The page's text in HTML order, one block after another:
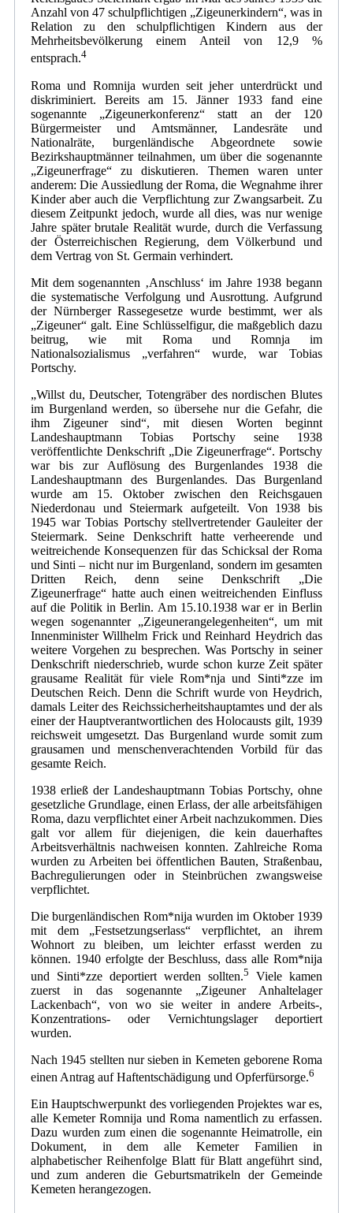
Anzahl von 47 schulpflichtigen „Zigeunerkindern“, was in
Relation zu den schulpflichtigen Kindern aus der
Mehrheitsbevölkerung einem Anteil von 12,9 %
entsprach.4
Roma und Romnija wurden seit jeher unterdrückt und
diskriminiert. Bereits am 15. Jänner 1933 fand eine
sogenannte „Zigeunerkonferenz“ statt an der 120
Bürgermeister und Amtsmänner, Landesräte und
Nationalräte, burgenländische Abgeordnete sowie
Bezirkshauptmänner teilnahmen, um über die sogenannte
„Zigeunerfrage“ zu diskutieren. Themen waren unter
anderem: Die Aussiedlung der Roma, die Wegnahme ihrer
Kinder aber auch die Verpflichtung zur Zwangsarbeit. Zu
diesem Zeitpunkt jedoch, wurde all dies, was nur wenige
Jahre später brutale Realität wurde, durch die Verfassung
der Österreichischen Regierung, dem Völkerbund und
dem Vertrag von St. Germain verhindert.
Mit dem sogenannten ‚Anschluss‘ im Jahre 1938 begann
die systematische Verfolgung und Ausrottung. Aufgrund
der Nürnberger Rassegesetze wurde bestimmt, wer als
„Zigeuner“ galt. Eine Schlüsselfigur, die maßgeblich dazu
beitrug, wie mit Roma und Romnja im
Nationalsozialismus „verfahren“ wurde, war Tobias
Portschy.
„Willst du, Deutscher, Totengräber des nordischen Blutes
im Burgenland werden, so übersehe nur die Gefahr, die
ihm Zigeuner sind“, mit diesen Worten beginnt
Landeshauptmann Tobias Portschy seine 1938
veröffentlichte Denkschrift „Die Zigeunerfrage“. Portschy
war bis zur Auflösung des Burgenlandes 1938 die
Landeshauptmann des Burgenlandes. Das Burgenland
wurde am 15. Oktober zwischen den Reichsgauen
Niederdonau und Steiermark aufgeteilt. Von 1938 bis
1945 war Tobias Portschy stellvertretender Gauleiter der
Steiermark. Seine Denkschrift hatte verheerende und
weitreichende Konsequenzen für das Schicksal der Roma
und Sinti – nicht nur im Burgenland, sondern im gesamten
Dritten Reich, denn seine Denkschrift „Die
Zigeunerfrage“ hatte auch einen weitreichenden Einfluss
auf die Politik in Berlin. Am 15.10.1938 war er in Berlin
wegen sogenannter „Zigeunerangelegenheiten“, um mit
Innenminister Willhelm Frick und Reinhard Heydrich das
weitere Vorgehen zu besprechen. Was Portschy in seiner
Denkschrift niederschrieb, wurde schon kurze Zeit später
grausame Realität für viele Rom*nja und Sinti*zze im
Deutschen Reich. Denn die Schrift wurde von Heydrich,
damals Leiter des Reichssicherheitshauptamtes und der als
einer der Hauptverantwortlichen des Holocausts gilt, 1939
reichsweit umgesetzt. Das Burgenland wurde somit zum
grausamen und menschenverachtenden Vorbild für das
gesamte Reich.
1938 erließ der Landeshauptmann Tobias Portschy, ohne
gesetzliche Grundlage, einen Erlass, der alle arbeitsfähigen
Roma, dazu verpflichtet einer Arbeit nachzukommen. Dies
galt vor allem für diejenigen, die kein dauerhaftes
Arbeitsverhältnis nachweisen konnten. Zahlreiche Roma
wurden zu Arbeiten bei öffentlichen Bauten, Straßenbau,
Bachregulierungen oder in Steinbrüchen zwangsweise
verpflichtet.
Die burgenländischen Rom*nija wurden im Oktober 1939
mit dem „Festsetzungserlass“ verpflichtet, an ihrem
Wohnort zu bleiben, um leichter erfasst werden zu
können. 1940 erfolgte der Beschluss, dass alle Rom*nija
und Sinti*zze deportiert werden sollten.5
Viele kamen
zuerst in das sogenannte „Zigeuner Anhaltelager
Lackenbach“, von wo sie weiter in andere Arbeits-,
Konzentrations- oder Vernichtungslager deportiert
wurden.
Nach 1945 stellten nur sieben in Kemeten geborene Roma
einen Antrag auf Haftentschädigung und Opferfürsorge.6
Ein Hauptschwerpunkt des vorliegenden Projektes war es,
alle Kemeter Romnija und Roma namentlich zu erfassen.
Dazu wurden zum einen die sogenannte Heimatrolle, ein
Dokument, in dem alle Kemeter Familien in
alphabetischer Reihenfolge Blatt für Blatt angeführt sind,
und zum anderen die Geburtsmatrikeln der Gemeinde
Kemeten herangezogen.